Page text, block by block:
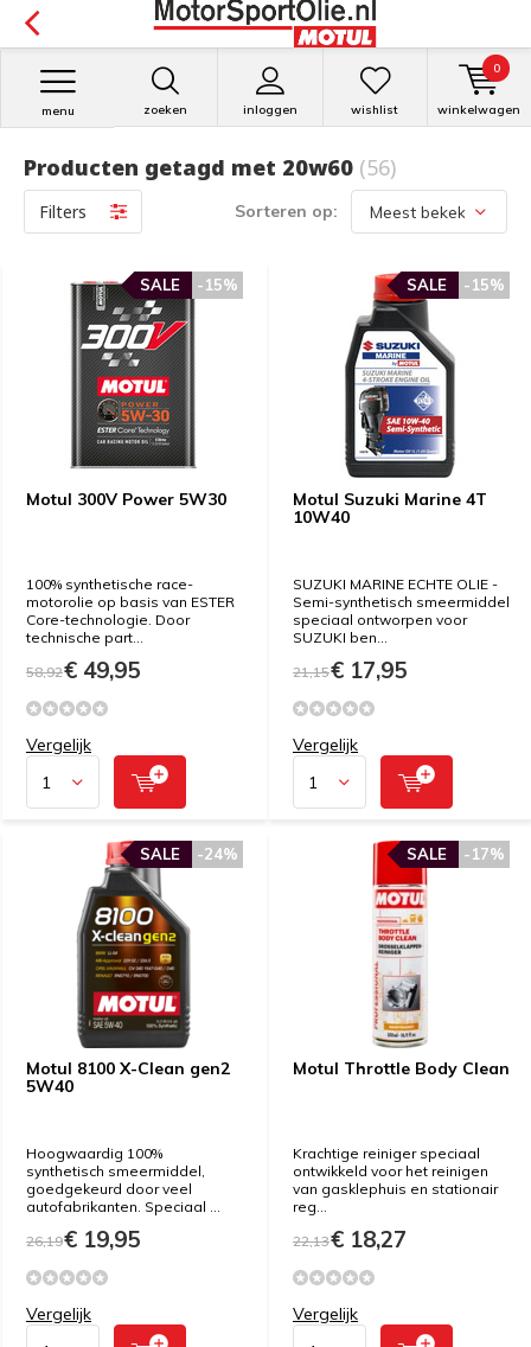
zoeken inloggen
menu wishlist winkelwagen
0
Producten getagd met 20w60 (56)
Filters Sorteren op:
Motul 300V Power 5W30
-15%
SALE
100% synthetische race-
motorolie op basis van ESTER
Core-technologie. Door
technische part...
58,92€ 49,95
Vergelijk
Motul Suzuki Marine 4T
10W40
-15%
SALE
SUZUKI MARINE ECHTE OLIE -
Semi-synthetisch smeermiddel
speciaal ontworpen voor
SUZUKI ben...
21,15€ 17,95
Vergelijk
Motul 8100 X-Clean gen2
5W40
-24%
SALE
Hoogwaardig 100%
synthetisch smeermiddel,
goedgekeurd door veel
autofabrikanten. Speciaal ...
26,19€ 19,95
Vergelijk
Motul Throttle Body Clean
-17%
SALE
Krachtige reiniger speciaal
ontwikkeld voor het reinigen
van gasklephuis en stationair
reg...
22,13€ 18,27
Vergelijk